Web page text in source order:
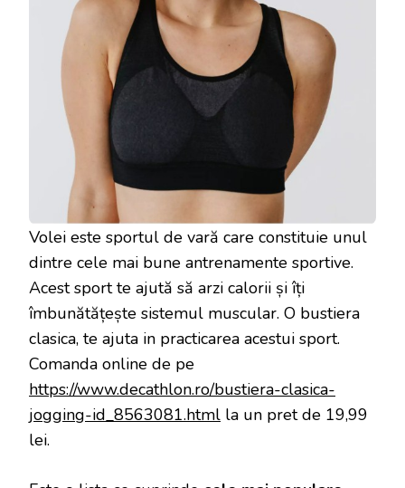
Volei este sportul de vară care constituie unul
dintre cele mai bune antrenamente sportive.
Acest sport te ajută să arzi calorii și îți
îmbunătățește sistemul muscular. O bustiera
clasica, te ajuta in practicarea acestui sport.
Comanda online de pe
https://www.decathlon.ro/bustiera-clasica-
jogging-id_8563081.html la un pret de 19,99
lei.